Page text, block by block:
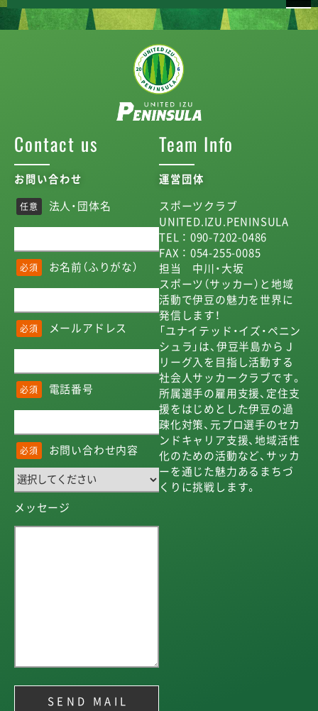
Contact us
お問い合わせ
任意 法人・団体名
必須 お名前（ふりがな）
必須 メールアドレス
必須 電話番号
必須 お問い合わせ内容
メッセージ
Team Info
運営団体
スポーツクラブ
UNITED.IZU.PENINSULA
TEL ： 090-7202-0486
FAX ： 054-255-0085
担当 中川・大坂
スポーツ（サッカー）と地域
活動で伊豆の魅力を世界に
発信します！
「ユナイテッド・イズ・ペニン
シュラ」は、伊豆半島からＪ
リーグ入を目指し活動する
社会人サッカークラブです。
所属選手の雇用支援、定住支
援をはじめとした伊豆の過
疎化対策、元プロ選手のセカ
ンドキャリア支援、地域活性
化のための活動など、サッカ
ーを通じた魅力あるまちづ
くりに挑戦します。